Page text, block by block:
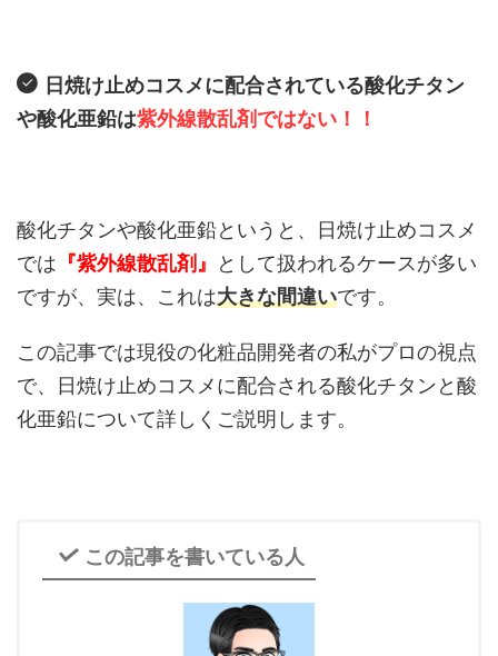
日焼け止めコスメに配合されている酸化チタン
や酸化亜鉛は紫外線散乱剤ではない！！
酸化チタンや酸化亜鉛というと、日焼け止めコスメ
では 『紫外線散乱剤』
として扱われるケースが多い
ですが、実は、これは大きな間違いです。
この記事では現役の化粧品開発者の私がプロの視点
で、日焼け止めコスメに配合される酸化チタンと酸
化亜鉛について詳しくご説明します。
この記事を書いている人